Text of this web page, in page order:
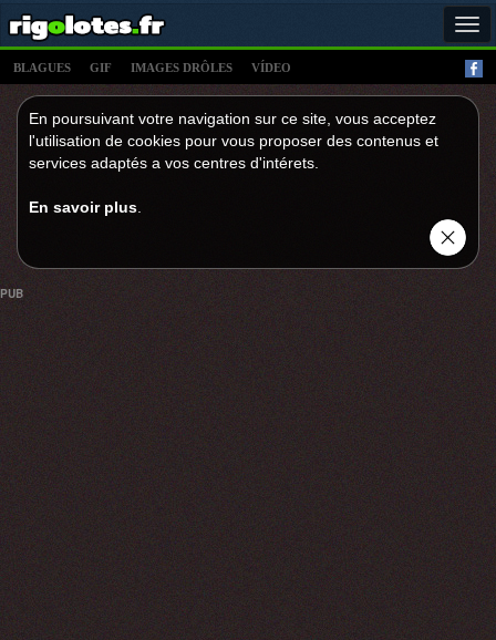
BLAGUES GIF IMAGES DRÔLES VÍDEO
En poursuivant votre navigation sur ce site, vous acceptez
l'utilisation de cookies pour vous proposer des contenus et
services adaptés a vos centres d'intérets.
En savoir plus
PUB